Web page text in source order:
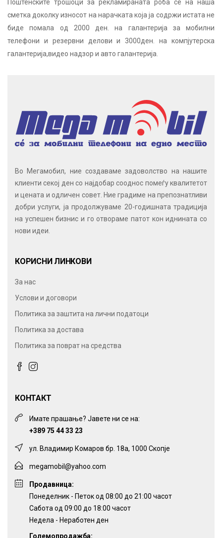
Поштенските трошоци за рекламираната роба се на наша
сметка доколку износот на нарачката која ја содржи истата не
биде помала од 2000 ден. на галантерија за мобилни
телефони и резервни делови и 3000ден. на компјутерска
галантерија,видео надзор и авто галантерија.
Во Мегамобил, ние создаваме задоволство на нашите
клиенти секој ден со најдобар сооднос помеѓу квалитетот
и цената и одличен совет. Ние градиме на препознатливи
добри услуги, ја продолжуваме 20-годишната традиција
на успешен бизнис и го отвораме патот кон иднината со
нови идеи.
КОРИСНИ ЛИНКОВИ
За нас
Услови и договори
Политика за заштита на лични податоци
Политика за достава
Политика за поврат на средства
КОНТАКТ
Имате прашање? Јавете ни се на:
+389 75 44 33 23
ул. Владимир Комаров бр. 18а, 1000 Скопје
megamobil@yahoo.com
Продавница:
Понеделник - Петок од 08:00 до 21:00 часот
Сабота од 09:00 до 18:00 часот
Недела - Неработен ден
Големопродажба: